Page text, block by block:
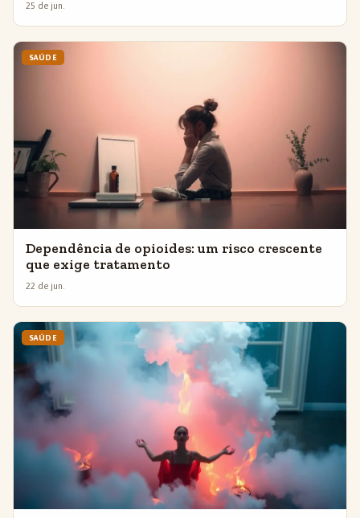
25 de jun.
SAÚDE
Dependência de opioides: um risco crescente
que exige tratamento
22 de jun.
SAÚDE